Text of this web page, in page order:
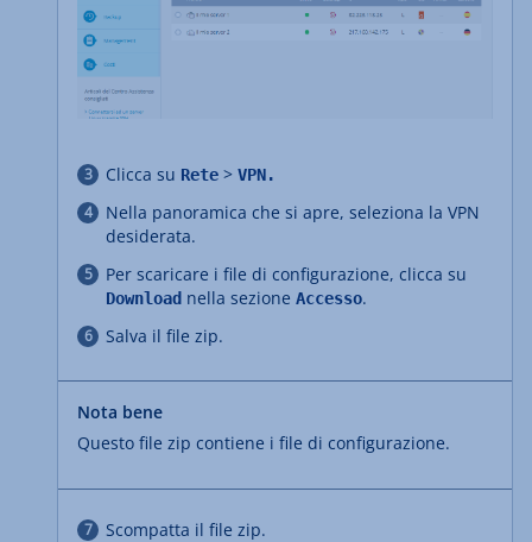
Clicca su Rete > VPN.
Nella panoramica che si apre, seleziona la VPN
desiderata.
Per scaricare i file di configurazione, clicca su
Download nella sezione Accesso.
Salva il file zip.
Nota bene
Questo file zip contiene i file di configurazione.
Scompatta il file zip.